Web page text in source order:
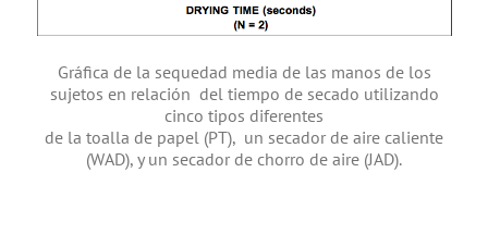
Gráfica de la sequedad media de las manos de los
sujetos en relación del tiempo de secado utilizando
cinco tipos diferentes
de la toalla de papel (PT), un secador de aire caliente
(WAD), y un secador de chorro de aire (JAD).